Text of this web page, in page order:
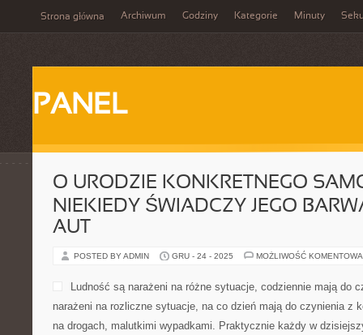
Strona główna Archiwum Godziny Kategorie Minuty
PANEL
O URODZIE KONKRETNEGO
NIEKIEDY ŚWIADCZY JEGO
AUT
POSTED BY ADMIN GRU - 24 - 2025 MOŻLIWOŚĆ
Ludność są narażeni na różne sytuacje, codziennie mają do
narażeni na rozliczne sytuacje, na co dzień mają do czynienia z
na drogach, malutkimi wypadkami. Praktycznie każdy w